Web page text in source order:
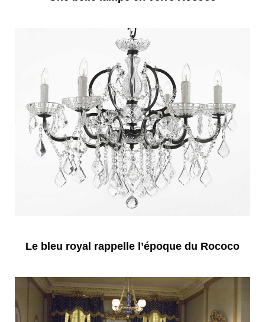
Le bleu royal rappelle l’époque du Rococo